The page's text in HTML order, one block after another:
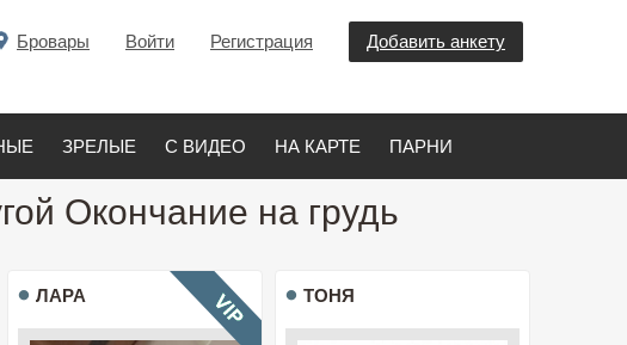
Добавить анкету
Регистрация
Войти
Бровары
ЗРЕЛЫЕ С ВИДЕО НА КАРТЕ ПАРНИ
Окончание на грудь
ЛАРА ТОНЯ